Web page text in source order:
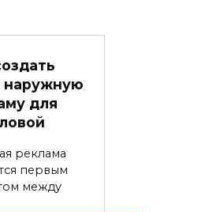
наружную
для
реклама
первым
между